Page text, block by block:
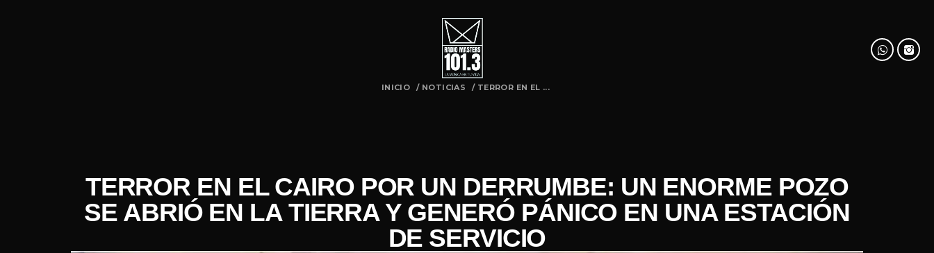
INICIO / NOTICIAS / TERROR EN EL ...
TERROR EN EL CAIRO POR UN DERRUMBE: UN ENORME POZO
SE ABRIÓ EN LA TIERRA Y GENERÓ PÁNICO EN UNA ESTACIÓN
DE SERVICIO